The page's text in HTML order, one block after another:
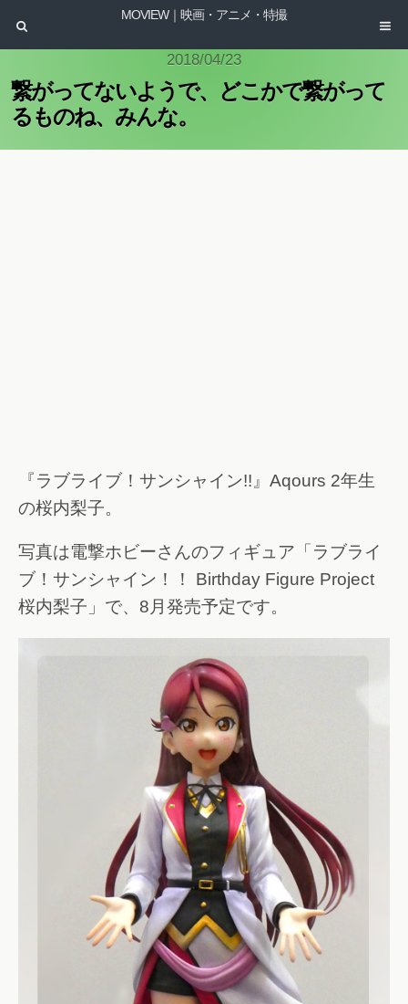
MOVIEW｜映画・アニメ・特撮
2018/04/23
繋がってないようで、どこかで繋がって
るものね、みんな。
『ラブライブ！サンシャイン!!』Aqours 2年生
の桜内梨子。
写真は電撃ホビーさんのフィギュア「ラブライ
ブ！サンシャイン！！ Birthday Figure Project
桜内梨子」で、8月発売予定です。